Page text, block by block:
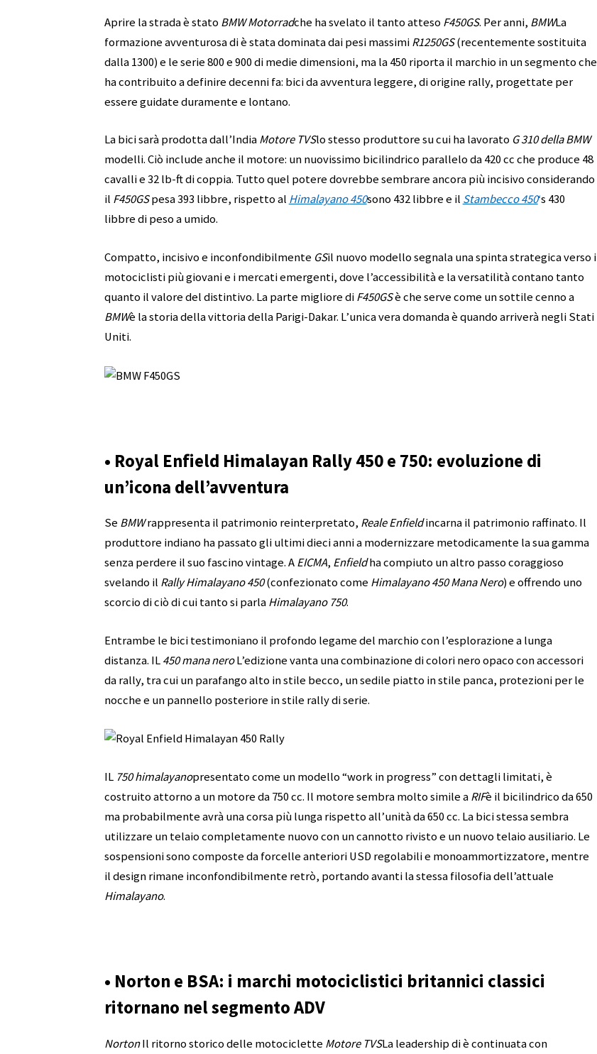
Aprire la strada è stato BMW Motorradche ha svelato il tanto atteso F450GS. Per anni, BMWLa
formazione avventurosa di è stata dominata dai pesi massimiR1250GS(recentemente sostituita
dalla 1300) e le serie 800 e 900 di medie dimensioni, ma la 450 riporta il marchio in un segmento che
ha contribuito a definire decenni fa: bici da avventura leggere, di origine rally, progettate per
essere guidate duramente e lontano.
La bici sarà prodotta dall’IndiaMotore TVSlo stesso produttore su cui ha lavorato G 310 della BMW
modelli. Ciò include anche il motore: un nuovissimo bicilindrico parallelo da 420 cc che produce 48
cavalli e 32 lb-ft di coppia. Tutto quel potere dovrebbe sembrare ancora più incisivo considerando
il F450GSpesa 393 libbre, rispetto al Himalayano 450sono 432 libbre e il Stambecco 450‘s 430
libbre di peso a umido.
Compatto, incisivo e inconfondibilmente GSil nuovo modello segnala una spinta strategica verso i
motociclisti più giovani e i mercati emergenti, dove l’accessibilità e la versatilità contano tanto
quanto il valore del distintivo. La parte migliore diF450GSè che serve come un sottile cenno a
BMWè la storia della vittoria della Parigi-Dakar. L’unica vera domanda è quando arriverà negli Stati
Uniti.
• Royal Enfield Himalayan Rally 450 e 750: evoluzione di
un’icona dell’avventura
Se BMWrappresenta il patrimonio reinterpretato, Reale Enfieldincarna il patrimonio raffinato. Il
produttore indiano ha passato gli ultimi dieci anni a modernizzare metodicamente la sua gamma
senza perdere il suo fascino vintage. AEICMA, Enfieldha compiuto un altro passo coraggioso
svelando il Rally Himalayano 450(confezionato come Himalayano 450 Mana Nero) e offrendo uno
scorcio di ciò di cui tanto si parlaHimalayano 750.
Entrambe le bici testimoniano il profondo legame del marchio con l’esplorazione a lunga
distanza. IL450 mana neroL’edizione vanta una combinazione di colori nero opaco con accessori
da rally, tra cui un parafango alto in stile becco, un sedile piatto in stile panca, protezioni per le
nocche e un pannello posteriore in stile rally di serie.
IL 750 himalayanopresentato come un modello “work in progress” con dettagli limitati, è
costruito attorno a un motore da 750 cc. Il motore sembra molto simile aRIFè il bicilindrico da 650
ma probabilmente avrà una corsa più lunga rispetto all’unità da 650 cc. La bici stessa sembra
utilizzare un telaio completamente nuovo con un cannotto rivisto e un nuovo telaio ausiliario. Le
sospensioni sono composte da forcelle anteriori USD regolabili e monoammortizzatore, mentre
il design rimane inconfondibilmente retrò, portando avanti la stessa filosofia dell’attuale
Himalayano.
• Norton e BSA: i marchi motociclistici britannici classici
ritornano nel segmento ADV
NortonIl ritorno storico delle motociclette Motore TVSLa leadership di è continuata con